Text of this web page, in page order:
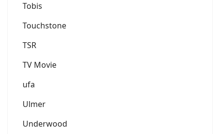
Tobis
Touchstone
TSR
TV Movie
ufa
Ulmer
Underwood